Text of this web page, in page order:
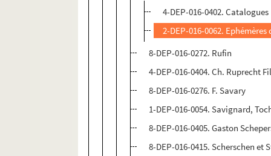
4-DEP-016-0402. Catalogues
2-DEP-016-0062. Ephémères
8-DEP-016-0272. Rufin
4-DEP-016-0404. Ch. Ruprecht
8-DEP-016-0276. F. Savary
1-DEP-016-0054. Savignard,
8-DEP-016-0405. Gaston
8-DEP-016-0415. Scherschen et